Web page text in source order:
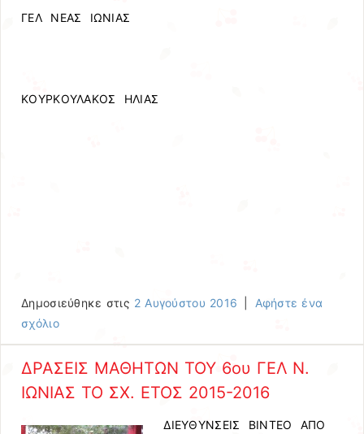
ΓΕΛ ΝΕΑΣ ΙΩΝΙΑΣ
ΚΟΥΡΚΟΥΛΑΚΟΣ ΗΛΙΑΣ
Δημοσιεύθηκε στις 2 Αυγούστου 2016
Αφήστε ένα
σχόλιο
ΔΡΑΣΕΙΣ ΜΑΘΗΤΩΝ ΤΟΥ 6ου ΓΕΛ Ν.
ΙΩΝΙΑΣ ΤΟ ΣΧ. ΕΤΟΣ 2015-2016
ΔΙΕΥΘΥΝΣΕΙΣ ΒΙΝΤΕΟ ΑΠΟ